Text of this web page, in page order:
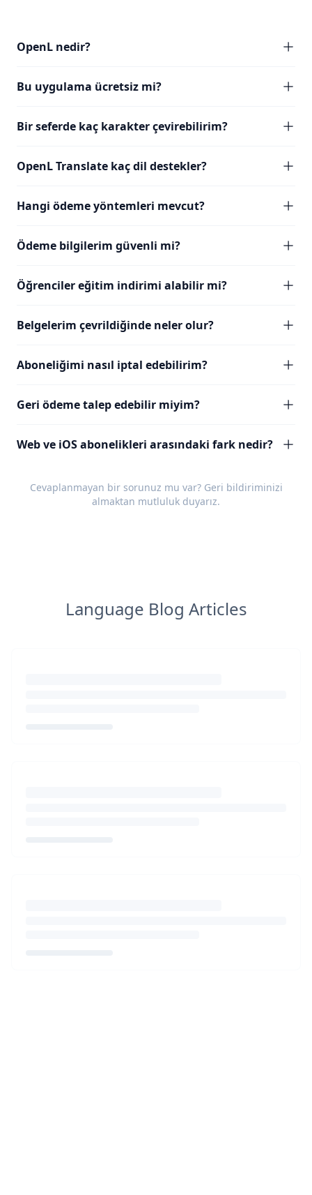
OpenL nedir?
Bu uygulama ücretsiz mi?
Bir seferde kaç karakter çevirebilirim?
OpenL Translate kaç dil destekler?
Hangi ödeme yöntemleri mevcut?
Ödeme bilgilerim güvenli mi?
Öğrenciler eğitim indirimi alabilir mi?
Belgelerim çevrildiğinde neler olur?
Aboneliğimi nasıl iptal edebilirim?
Geri ödeme talep edebilir miyim?
Web ve iOS abonelikleri arasındaki fark nedir?
Cevaplanmayan bir sorunuz mu var? Geri bildiriminizi
almaktan mutluluk duyarız.
Language Blog Articles